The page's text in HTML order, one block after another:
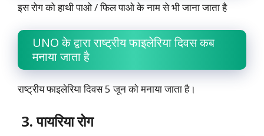
इस रोग को हाथी पाओ / फिल पाओ के नाम से भी जाना जाता है
UNO के द्वारा राष्ट्रीय फाइलेरिया दिवस कब
मनाया जाता है
राष्ट्रीय फाइलेरिया दिवस 5 जून को मनाया जाता है।
3. पायरिया रोग